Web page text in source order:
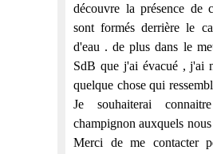
découvre la présence de
sont formés derrière le
d'eau . de plus dans le
SdB que j'ai évacué , j'ai
quelque chose qui
Je souhaiterai
champignon auxquels
Merci de me contacter